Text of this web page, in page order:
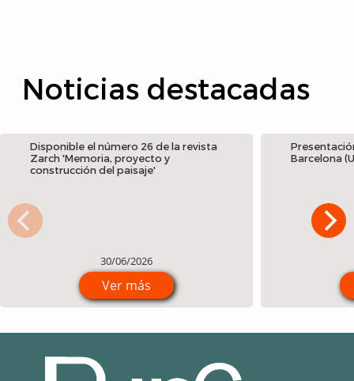
Noticias destacadas
Disponible el número 26 de la revista
Zarch 'Memoria, proyecto y
construcción del paisaje'
30/06/2026
Ver más
Barcelona